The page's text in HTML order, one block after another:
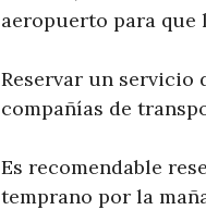
aeropuerto para que
Reservar un servicio
compañías de
Es recomendable
temprano por la